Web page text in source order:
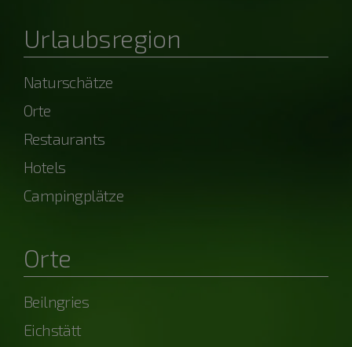
Urlaubsregion
Naturschätze
Orte
Restaurants
Hotels
Campingplätze
Orte
Beilngries
Eichstätt